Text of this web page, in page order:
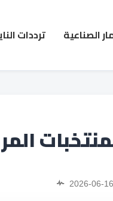
الصناعية ترددات
2026-06-16